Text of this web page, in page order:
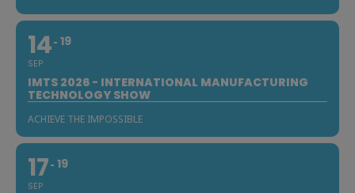
14
SEP
19
IMTS 2026 - INTERNATIONAL MANUFACTURING
TECHNOLOGY SHOW
ACHIEVE THE IMPOSSIBLE
17
SEP
19